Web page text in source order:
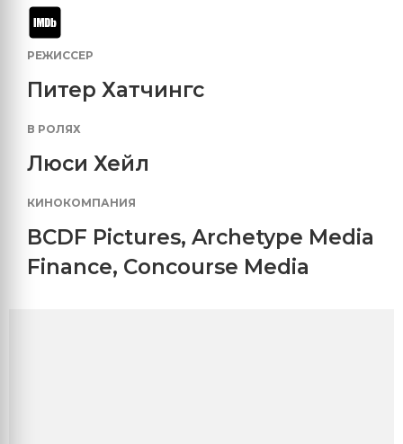
РЕЖИССЕР
Питер Хатчингс
В РОЛЯХ
Люси Хейл
КИНОКОМПАНИЯ
BCDF Pictures, Archetype Media
Finance, Concourse Media